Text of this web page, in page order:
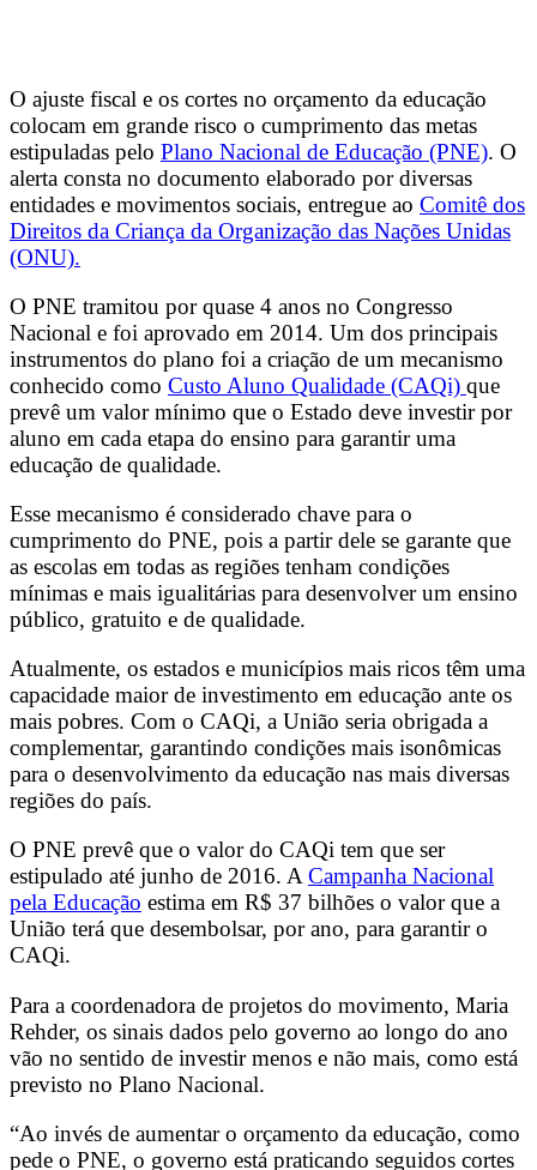
O ajuste fiscal e os cortes no orçamento da educação
colocam em grande risco o cumprimento das metas
estipuladas pelo Plano Nacional de Educação (PNE). O
alerta consta no documento elaborado por diversas
entidades e movimentos sociais, entregue ao Comitê dos
Direitos da Criança da Organização das Nações Unidas
(ONU).
O PNE tramitou por quase 4 anos no Congresso
Nacional e foi aprovado em 2014. Um dos principais
instrumentos do plano foi a criação de um mecanismo
conhecido como Custo Aluno Qualidade (CAQi) que
prevê um valor mínimo que o Estado deve investir por
aluno em cada etapa do ensino para garantir uma
educação de qualidade.
Esse mecanismo é considerado chave para o
cumprimento do PNE, pois a partir dele se garante que
as escolas em todas as regiões tenham condições
mínimas e mais igualitárias para desenvolver um ensino
público, gratuito e de qualidade.
Atualmente, os estados e municípios mais ricos têm uma
capacidade maior de investimento em educação ante os
mais pobres. Com o CAQi, a União seria obrigada a
complementar, garantindo condições mais isonômicas
para o desenvolvimento da educação nas mais diversas
regiões do país.
O PNE prevê que o valor do CAQi tem que ser
estipulado até junho de 2016. ACampanha Nacional
pela Educação estima em R$ 37 bilhões o valor que a
União terá que desembolsar, por ano, para garantir o
CAQi.
Para a coordenadora de projetos do movimento, Maria
Rehder, os sinais dados pelo governo ao longo do ano
vão no sentido de investir menos e não mais, como está
previsto no Plano Nacional.
“Ao invés de aumentar o orçamento da educação, como
pede o PNE, o governo está praticando seguidos cortes